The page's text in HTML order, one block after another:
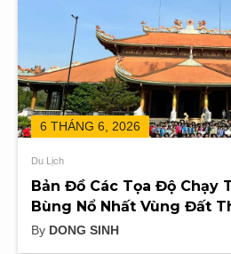
6 THÁNG 6, 2026
Du Lịch
Bản Đồ Các Tọa Độ Chạy
Bùng Nổ Nhất Vùng Đất
By DONG SINH